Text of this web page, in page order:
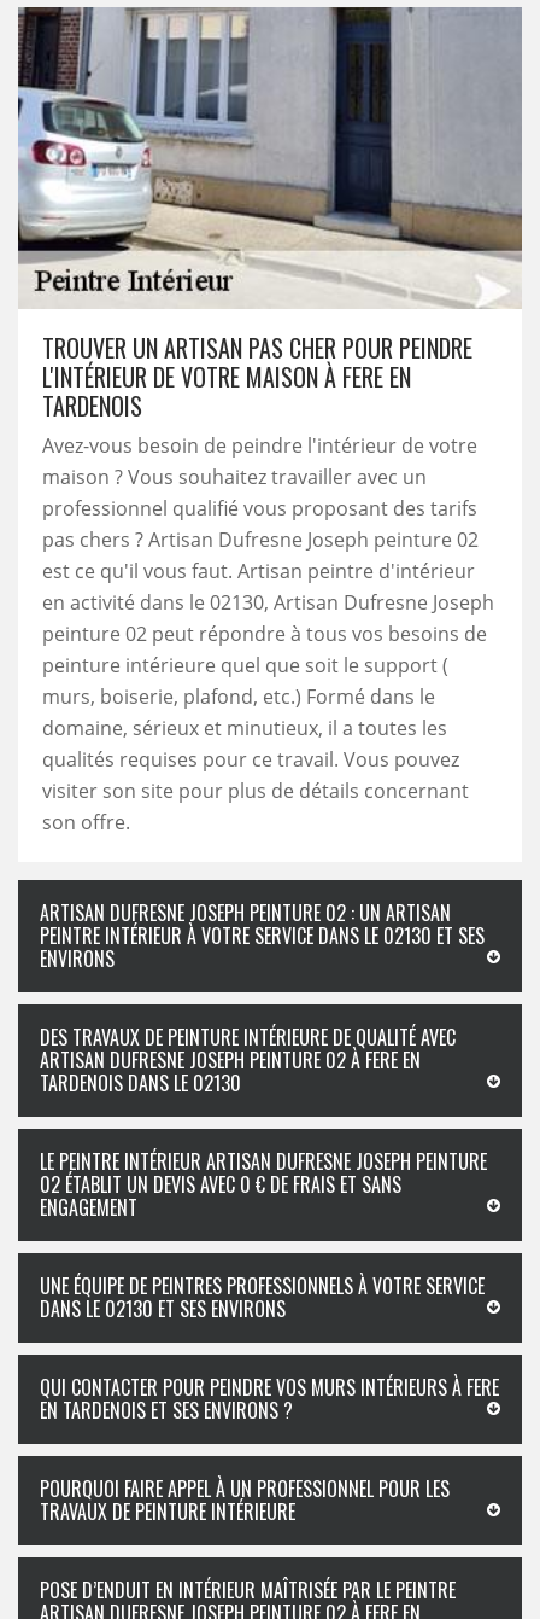
TROUVER UN ARTISAN PAS CHER POUR PEINDRE
L'INTÉRIEUR DE VOTRE MAISON À FERE EN
TARDENOIS
Avez-vous besoin de peindre l'intérieur de votre
maison ? Vous souhaitez travailler avec un
professionnel qualifié vous proposant des tarifs
pas chers ? Artisan Dufresne Joseph peinture 02
est ce qu'il vous faut. Artisan peintre d'intérieur
en activité dans le 02130, Artisan Dufresne Joseph
peinture 02 peut répondre à tous vos besoins de
peinture intérieure quel que soit le support (
murs, boiserie, plafond, etc.) Formé dans le
domaine, sérieux et minutieux, il a toutes les
qualités requises pour ce travail. Vous pouvez
visiter son site pour plus de détails concernant
son offre.
ARTISAN DUFRESNE JOSEPH PEINTURE 02 : UN ARTISAN
PEINTRE INTÉRIEUR À VOTRE SERVICE DANS LE 02130 ET SES
ENVIRONS
DES TRAVAUX DE PEINTURE INTÉRIEURE DE QUALITÉ AVEC
ARTISAN DUFRESNE JOSEPH PEINTURE 02 À FERE EN
TARDENOIS DANS LE 02130
LE PEINTRE INTÉRIEUR ARTISAN DUFRESNE JOSEPH PEINTURE
02 ÉTABLIT UN DEVIS AVEC 0 € DE FRAIS ET SANS
ENGAGEMENT
UNE ÉQUIPE DE PEINTRES PROFESSIONNELS À VOTRE SERVICE
DANS LE 02130 ET SES ENVIRONS
QUI CONTACTER POUR PEINDRE VOS MURS INTÉRIEURS À FERE
EN TARDENOIS ET SES ENVIRONS ?
POURQUOI FAIRE APPEL À UN PROFESSIONNEL POUR LES
TRAVAUX DE PEINTURE INTÉRIEURE
POSE D’ENDUIT EN INTÉRIEUR MAÎTRISÉE PAR LE PEINTRE
ARTISAN DUFRESNE JOSEPH PEINTURE 02 À FERE EN